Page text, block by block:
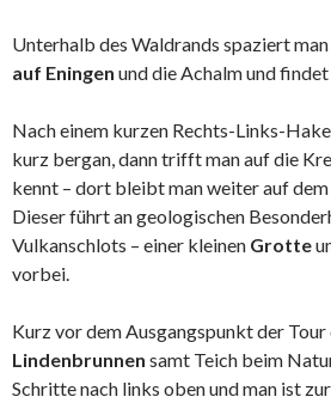
Unterhalb des Waldrands spaziert
auf Eningen und die Achalm und
Nach einem kurzen Rechts-Links-
kurz bergan, dann trifft man auf die
kennt – dort bleibt man weiter auf
Dieser führt an geologischen
Vulkanschlots – einer kleinen Grotte
vorbei.
Kurz vor dem Ausgangspunkt der
Lindenbrunnen samt Teich beim
Schritte nach links oben und man ist